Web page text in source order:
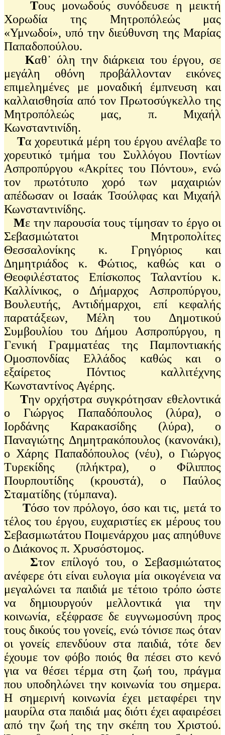
Τους μονωδούς συνόδευσε η μεικτή
Χορωδία της Μητροπόλεώς μας
«Υμνωδοί», υπό την διεύθυνση της Μαρίας
Παπαδοπούλου.
Καθ᾽ όλη την διάρκεια του έργου, σε
μεγάλη οθόνη προβάλλονταν εικόνες
επιμελημένες με μοναδική έμπνευση και
καλλαισθησία από τον Πρωτοσύγκελλο της
Μητροπόλεώς μας, π. Μιχαήλ
Κωνσταντινίδη.
Τα χορευτικά μέρη του έργου ανέλαβε το
χορευτικό τμήμα του Συλλόγου Ποντίων
Ασπροπύργου «Ακρίτες του Πόντου», ενώ
τον πρωτότυπο χορό των μαχαιριών
απέδωσαν οι Ισαάκ Τσούλφας και Μιχαήλ
Κωνσταντινίδης.
Με την παρουσία τους τίμησαν το έργο οι
Σεβασμιώτατοι Μητροπολίτες
Θεσσαλονίκης κ. Γρηγόριος και
Δημητριάδος κ. Φώτιος, καθώς και ο
Θεοφιλέστατος Επίσκοπος Ταλαντίου κ.
Καλλίνικος, ο Δήμαρχος Ασπροπύργου,
Βουλευτής, Αντιδήμαρχοι, επί κεφαλής
παρατάξεων, Μέλη του Δημοτικού
Συμβουλίου του Δήμου Ασπροπύργου, η
Γενική Γραμματέας της Παμποντιακής
Ομοσπονδίας Ελλάδος καθώς και ο
εξαίρετος Πόντιος καλλιτέχνης
Κωνσταντίνος Αγέρης.
Την ορχήστρα συγκρότησαν εθελοντικά
ο Γιώργος Παπαδόπουλος (λύρα), ο
Ιορδάνης Καρακασίδης (λύρα), ο
Παναγιώτης Δημητρακόπουλος (κανονάκι),
ο Χάρης Παπαδόπουλος (νέυ), ο Γιώργος
Τυρεκίδης (πλήκτρα), ο Φίλιππος
Πουρπουτίδης (κρουστά), ο Παύλος
Σταματίδης (τύμπανα).
Τόσο τον πρόλογο, όσο και τις, μετά το
τέλος του έργου, ευχαριστίες εκ μέρους του
Σεβασμιωτάτου Ποιμενάρχου μας απηύθυνε
ο Διάκονος π. Χρυσόστομος.
Στον επίλογό του, ο Σεβασμιώτατος
ανέφερε ότι είναι ευλογια μία οικογένεια να
μεγαλώνει τα παιδιά με τέτοιο τρόπο ώστε
να δημιουργούν μελλοντικά για την
κοινωνία, εξέφρασε δε ευγνωμοσύνη προς
τους δικούς του γονείς, ενώ τόνισε πως όταν
οι γονείς επενδύουν στα παιδιά, τότε δεν
έχουμε τον φόβο ποιός θα πέσει στο κενό
για να θέσει τέρμα στη ζωή του, πράγμα
που υποδηλώνει την κοινωνία του σημερα.
Η σημερινή κοινωνία έχει μεταφέρει την
μαυρίλα στα παιδιά μας διότι έχει αφαιρέσει
από την ζωή της την σκέπη του Χριστού.